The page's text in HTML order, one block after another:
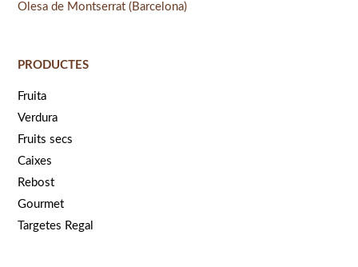
Olesa de Montserrat (Barcelona)
PRODUCTES
Fruita
Verdura
Fruits secs
Caixes
Rebost
Gourmet
Targetes Regal